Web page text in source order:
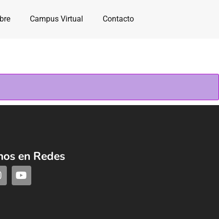
Campus Virtual Contacto
en Redes